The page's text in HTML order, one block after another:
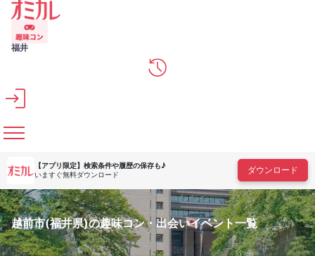
メインコンテンツへスキップ
福井
【アプリ限定】 検索条件や履歴の保存も♪
いますぐ無料ダウンロード
ダウンロード
越前市(福井県)の趣味コン・出会いイベント一覧